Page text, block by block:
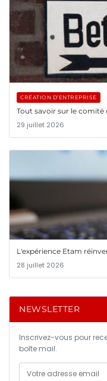
CRÉATION D’ENTREPRISE
Tout savoir sur le comité
29 juillet 2026
L'expérience Etam
28 juillet 2026
NEWSLETTER
Inscrivez-vous pour
boîte mail.